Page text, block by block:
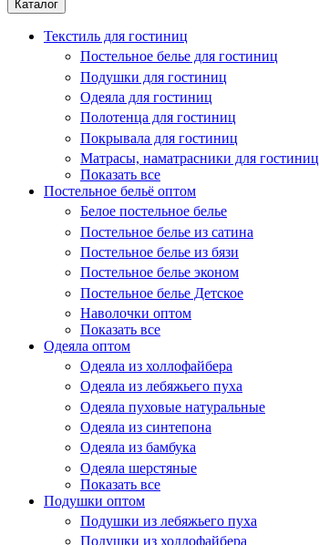
Каталог
Текстиль для гостиниц
Постельное белье для гостиниц
Подушки для гостиниц
Одеяла для гостиниц
Полотенца для гостиниц
Покрывала для гостиниц
Матрасы, наматрасники для гостиниц
Показать все
Постельное бельё оптом
Белое постельное белье
Постельное белье из сатина
Постельное белье из бязи
Постельное белье эконом
Постельное белье Детское
Наволочки оптом
Показать все
Одеяла оптом
Одеяла из холлофайбера
Одеяла из лебяжьего пуха
Одеяла пуховые натуральные
Одеяла из синтепона
Одеяла из бамбука
Одеяла шерстяные
Показать все
Подушки оптом
Подушки из лебяжьего пуха
Подушки из холлофайбера